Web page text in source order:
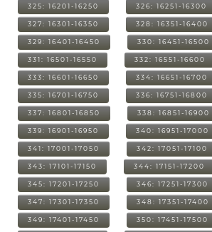
325: 16201-16250 326: 16251-16300
327: 16301-16350 328: 16351-16400
329: 16401-16450 330: 16451-16500
331: 16501-16550 332: 16551-16600
333: 16601-16650 334: 16651-16700
335: 16701-16750 336: 16751-16800
337: 16801-16850 338: 16851-16900
339: 16901-16950 340: 16951-17000
341: 17001-17050 342: 17051-17100
343: 17101-17150 344: 17151-17200
345: 17201-17250 346: 17251-17300
347: 17301-17350 348: 17351-17400
349: 17401-17450 350: 17451-17500